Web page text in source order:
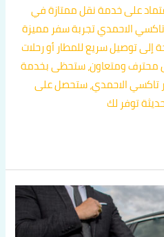
على خدمة نقل ممتازة في
الاحمدي تجربة سفر مميزة
إلى توصيل سريع للمطار أو رحلات
محترف ومتعاون، ستحظى بخدمة
تاكسي الاحمدي، ستحصل على
توفر لك